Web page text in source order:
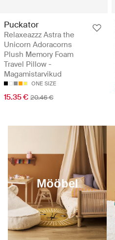
Puckator
Relaxeazzz Astra the
Unicorn Adoracorns
Plush Memory Foam
Travel Pillow -
Magamistarvikud
ONE SIZE
15.35 € 20.46 €
Mööbel